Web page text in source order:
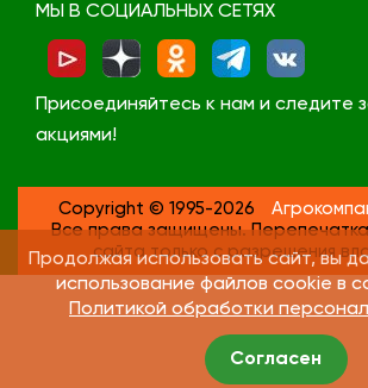
МЫ В СОЦИАЛЬНЫХ СЕТЯХ
Присоединяйтесь к нам и следите
акциями!
Copyright © 1995-2026
Все права защищены.
сайта только с разрешения
Продолжая использовать сайт, вы
использование файлов cookie в
Политикой обработки
Согласен